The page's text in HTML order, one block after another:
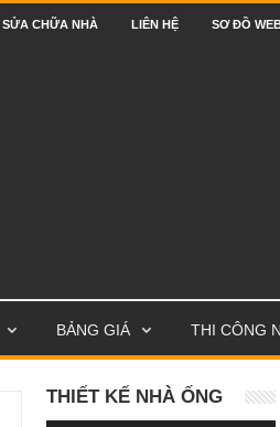
SỬA CHỮA NHÀ LIÊN HỆ SƠ ĐỒ
BẢNG GIÁ THI CÔNG
THIẾT KẾ NHÀ ỐNG